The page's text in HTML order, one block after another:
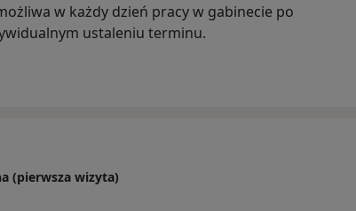
w każdy dzień pracy w gabinecie po
ustaleniu terminu.
(pierwsza wizyta)